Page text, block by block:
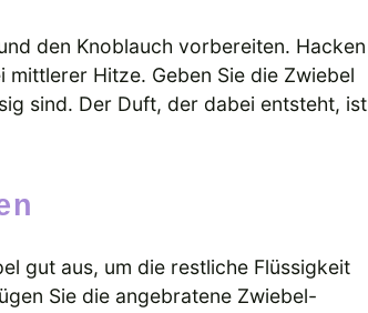
den Knoblauch vorbereiten. Hacken
mittlerer Hitze. Geben Sie die Zwiebel
sind. Der Duft, der dabei entsteht, ist
gut aus, um die restliche Flüssigkeit
Sie die angebratene Zwiebel-